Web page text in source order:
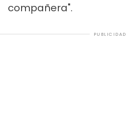
compañera".
PUBLICIDAD